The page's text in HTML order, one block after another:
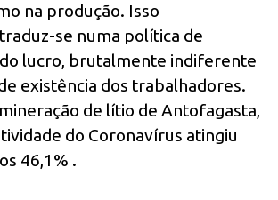
na produção. Isso
se numa política de
lucro, brutalmente indiferente
existência dos trabalhadores.
de lítio de Antofagasta,
do Coronavírus atingiu
46,1% .